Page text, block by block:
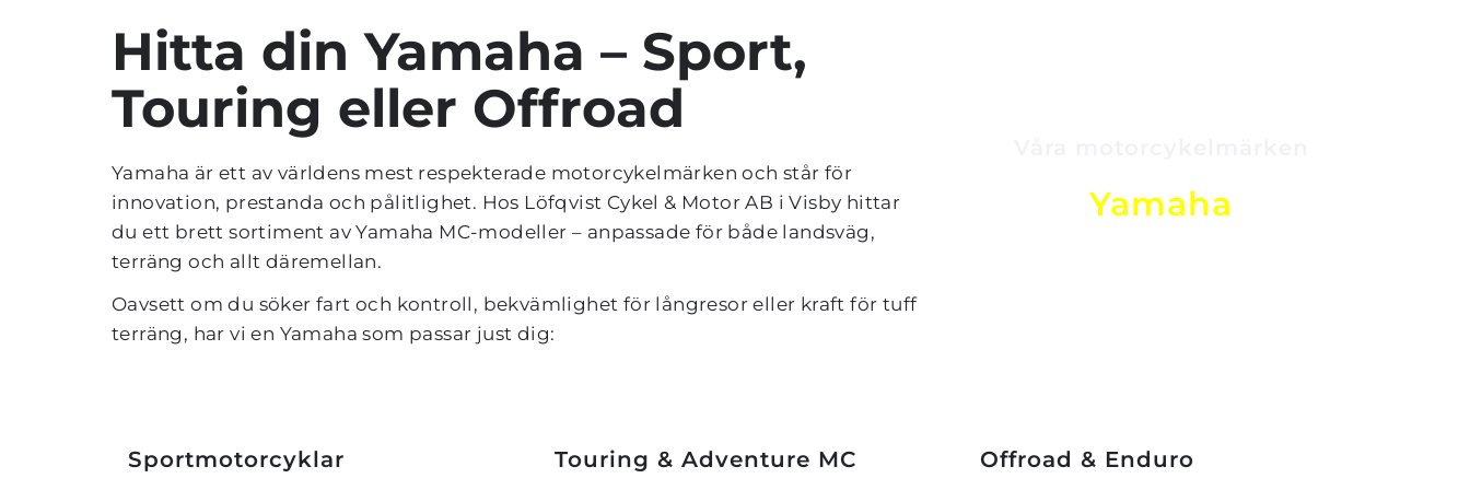
Hitta din Yamaha – Sport,
Touring eller Offroad
Yamaha är ett av världens mest respekterade motorcykelmärken och står för
innovation, prestanda och pålitlighet. Hos Löfqvist Cykel & Motor AB i Visby hittar
du ett brett sortiment av Yamaha MC-modeller – anpassade för både landsväg,
terräng och allt däremellan.
Oavsett om du söker fart och kontroll, bekvämlighet för långresor eller kraft för tuff
terräng, har vi en Yamaha som passar just dig:
Yamaha
Sportmotorcyklar Touring & Adventure MC Offroad & Enduro